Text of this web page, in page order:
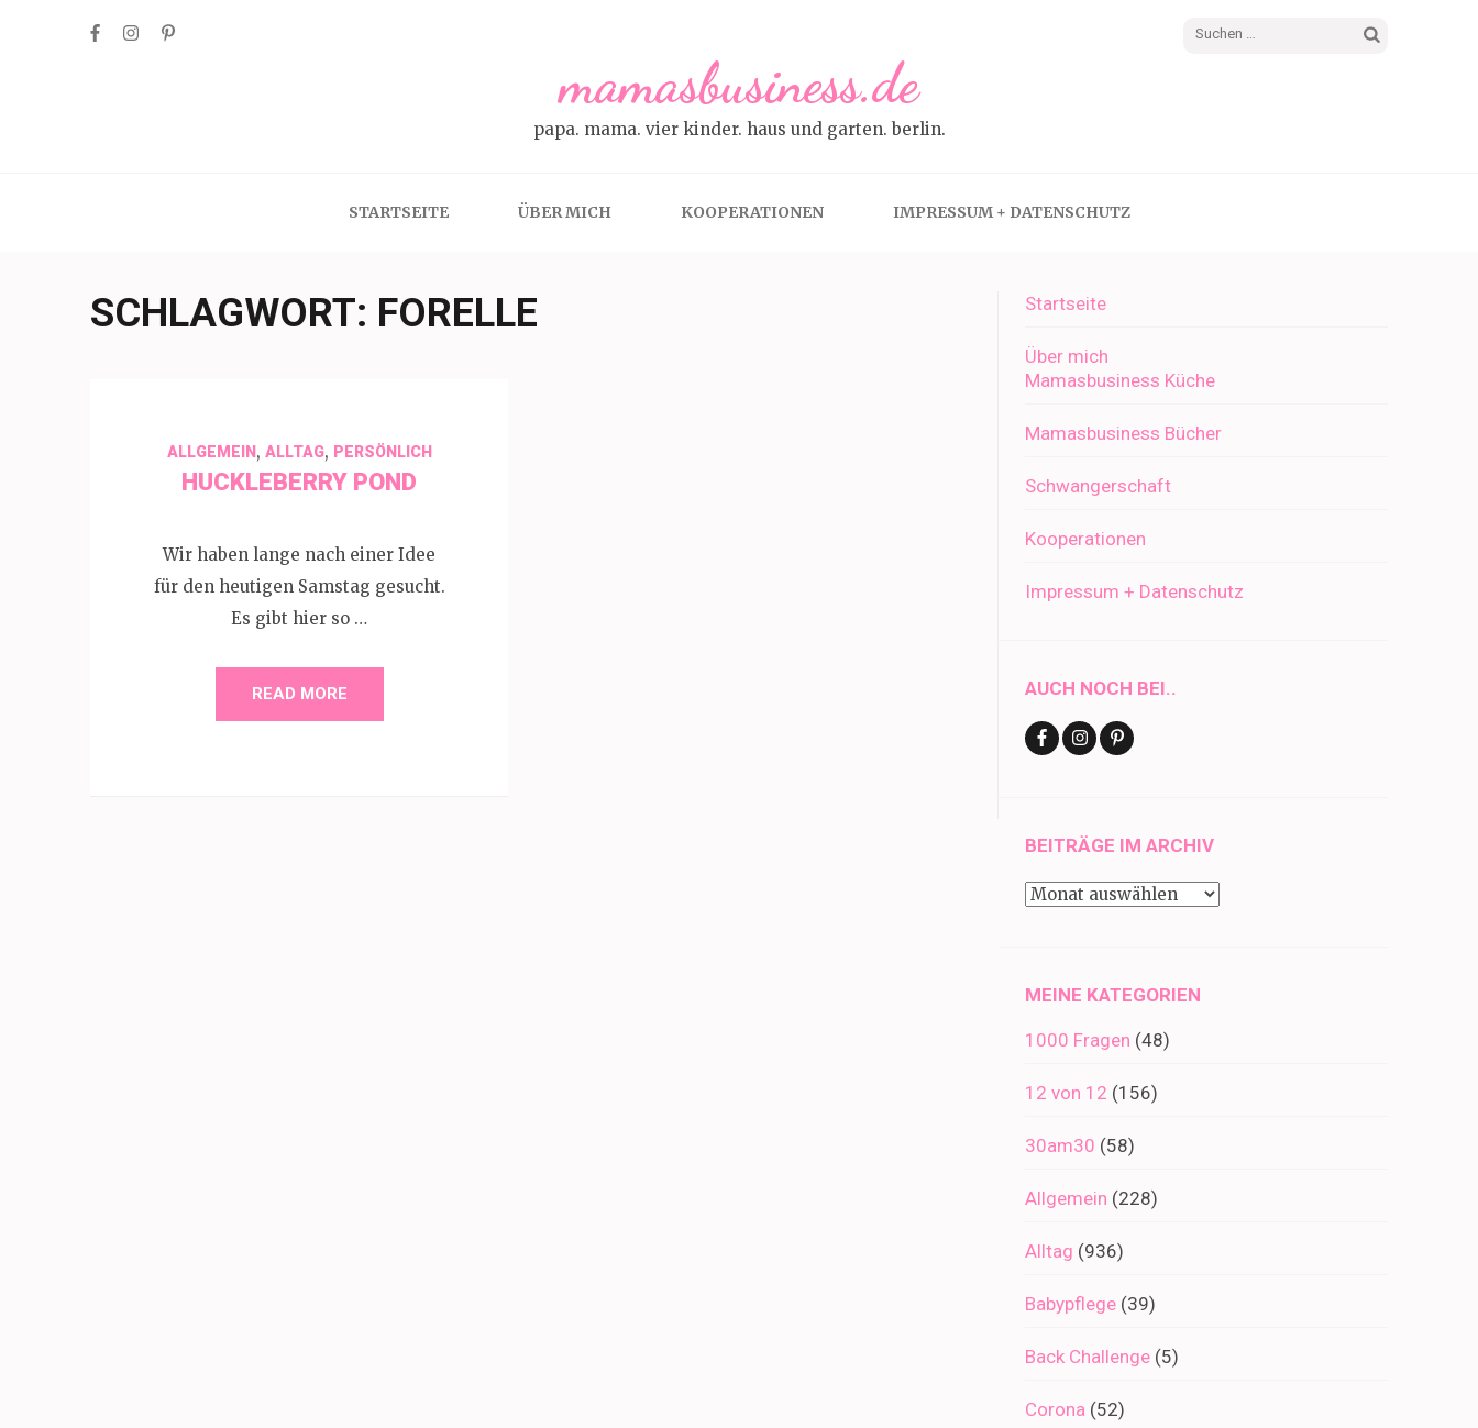
Suchen
mamasbusiness.de
papa. mama. vier kinder. haus und garten. berlin.
STARTSEITE ÜBER MICH KOOPERATIONEN IMPRESSUM + DATENSCHUTZ
SCHLAGWORT: FORELLE
ALLGEMEIN, ALLTAG, PERSÖNLICH
HUCKLEBERRY POND
Wir haben lange nach einer Idee
für den heutigen Samstag gesucht.
Es gibt hier so …
READ MORE
Startseite
Über mich
Mamasbusiness Küche
Mamasbusiness Bücher
Schwangerschaft
Kooperationen
Impressum + Datenschutz
AUCH NOCH BEI..
BEITRÄGE IM ARCHIV
Beiträge
MEINE KATEGORIEN
1000 Fragen (48)
12 von 12 (156)
30am30 (58)
Allgemein (228)
Alltag (936)
Babypflege (39)
Back Challenge (5)
Corona (52)